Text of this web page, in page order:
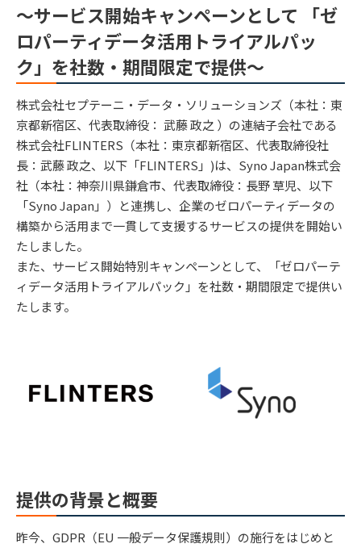
～サービス開始キャンペーンとして 「ゼ
ロパーティデータ活用トライアルパッ
ク」を社数・期間限定で提供～
株式会社セプテーニ・データ・ソリューションズ（本社：東
京都新宿区、代表取締役： 武藤 政之 ）の連結子会社である
株式会社FLINTERS（本社：東京都新宿区、代表取締役社
長：武藤 政之、以下「FLINTERS」)は、Syno Japan株式会
社（本社：神奈川県鎌倉市、代表取締役：長野 草児、以下
「Syno Japan」）と連携し、企業のゼロパーティデータの
構築から活用まで一貫して支援するサービスの提供を開始い
たしました。
また、サービス開始特別キャンペーンとして、「ゼロパーテ
ィデータ活用トライアルパック」を社数・期間限定で提供い
たします。
提供の背景と概要
昨今、GDPR（EU 一般データ保護規則）の施行をはじめと